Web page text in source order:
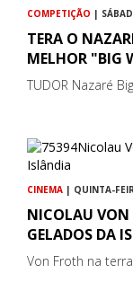
COMPETIÇÃO |
TERA O
MELHOR "BIG
TUDOR Nazaré
CINEMA | QUINTA-
NICOLAU VON
GELADOS DA
Von Froth na